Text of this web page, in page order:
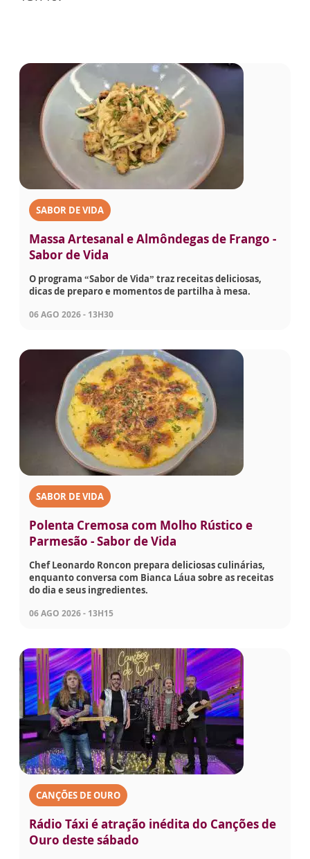
SABOR DE VIDA
Massa Artesanal e Almôndegas de Frango -
Sabor de Vida
O programa “Sabor de Vida” traz receitas deliciosas,
dicas de preparo e momentos de partilha à mesa.
06 AGO 2026 - 13H30
SABOR DE VIDA
Polenta Cremosa com Molho Rústico e
Parmesão - Sabor de Vida
Chef Leonardo Roncon prepara deliciosas culinárias,
enquanto conversa com Bianca Láua sobre as receitas
do dia e seus ingredientes.
06 AGO 2026 - 13H15
CANÇÕES DE OURO
Rádio Táxi é atração inédita do Canções de
Ouro deste sábado